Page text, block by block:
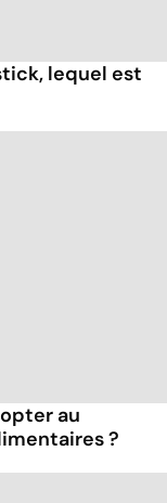
lequel est
au
?